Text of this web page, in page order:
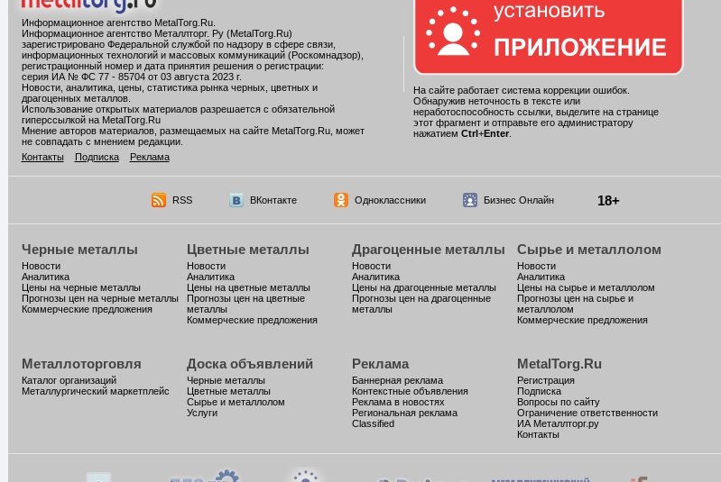
Информационное агентство MetalTorg.Ru.
Информационное агентство Металлторг. Ру (MetalTorg.Ru)
зарегистрировано Федеральной службой по надзору в сфере связи,
информационных технологий и массовых коммуникаций (Роскомнадзор),
регистрационный номер и дата принятия решения о регистрации:
серия ИА № ФС 77 - 85704 от 03 августа 2023 г.
Новости, аналитика, цены, статистика рынка черных, цветных и
драгоценных металлов.
Использование открытых материалов разрешается с обязательной
гиперссылкой на MetalTorg.Ru
Мнение авторов материалов, размещаемых на сайте MetalTorg.Ru, может
не совпадать с мнением редакции.
Контакты
Подписка Реклама
На сайте работает система коррекции ошибок.
Обнаружив неточность в тексте или
неработоспособность ссылки, выделите на странице
этот фрагмент и отправьте его администратору
нажатием Ctrl+Enter.
RSS ВКонтакте Одноклассники Бизнес Онлайн 18+
Черные металлы
Новости
Аналитика
Цены на черные металлы
Прогнозы цен на черные металлы
Коммерческие предложения
Цветные металлы
Новости
Аналитика
Цены на цветные металлы
Прогнозы цен на цветные
металлы
Коммерческие предложения
Драгоценные металлы
Новости
Аналитика
Цены на драгоценные металлы
Прогнозы цен на драгоценные
металлы
Сырье и металлолом
Новости
Аналитика
Цены на сырье и металлолом
Прогнозы цен на сырье и
металлолом
Коммерческие предложения
Металлоторговля
Каталог организаций
Металлургический маркетплейс
Доска объявлений
Черные металлы
Цветные металлы
Сырье и металлолом
Услуги
Реклама
Баннерная реклама
Контекстные объявления
Реклама в новостях
Региональная реклама
Classified
MetalTorg.Ru
Регистрация
Подписка
Вопросы по сайту
Ограничение ответственности
ИА Металлторг.ру
Контакты